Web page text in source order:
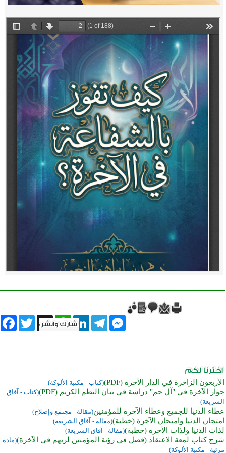
Twitter X
WhatsAppLinkedInTelegram
Messenger
الأربعون الزاخرة في الدار الآخرة (PDF) (كتاب - مكتبة الألوكة)
حوار الآخرة في "آل حم" دراسة في بيان النظم الكريم (PDF)
(كتاب - آفاق
الشريعة)
عطاء الدنيا للجميع وعطاء الآخرة للمؤمنين(مقالة - مجتمع وإصلاح)
امتحان الدنيا وامتحان الآخرة (خطبة)(مقالة - آفاق الشريعة)
لذات الدنيا ولذات الآخرة (خطبة)(مقالة - آفاق الشريعة)
شرح كتاب لمعة الاعتقاد (فصل في رؤية المؤمنين لربهم في الآخرة)(مادة
مرئية - مكتبة الألوكة)